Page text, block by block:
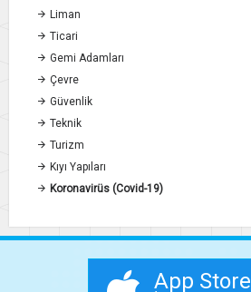
Liman
Ticari
Gemi Adamları
Çevre
Güvenlik
Teknik
Turizm
Kıyı Yapıları
Koronavirüs (Covid-19)
App Store